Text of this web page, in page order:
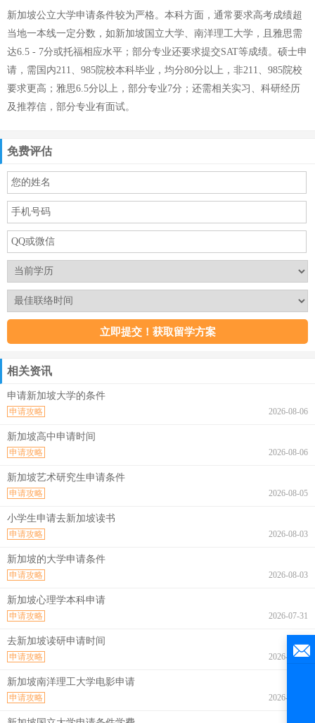
新加坡公立大学申请条件较为严格。本科方面，通常要求高考成绩超
当地一本线一定分数，如新加坡国立大学、南洋理工大学，且雅思需
达6.5 - 7分或托福相应水平；部分专业还要求提交SAT等成绩。硕士申
请，需国内211、985院校本科毕业，均分80分以上，非211、985院校
要求更高；雅思6.5分以上，部分专业7分；还需相关实习、科研经历
及推荐信，部分专业有面试。
免费评估
相关资讯
申请新加坡大学的条件
2026-08-06
申请攻略
新加坡高中申请时间
2026-08-06
申请攻略
新加坡艺术研究生申请条件
2026-08-05
申请攻略
小学生申请去新加坡读书
2026-08-03
申请攻略
新加坡的大学申请条件
2026-08-03
申请攻略
新加坡心理学本科申请
2026-07-31
申请攻略
去新加坡读研申请时间
2026-07-31
申请攻略
新加坡南洋理工大学电影申请
2026-07-30
申请攻略